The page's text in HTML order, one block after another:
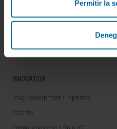
Permitir la
Technology platforms
INNOVATION
Drug development / Pipelines
Patents